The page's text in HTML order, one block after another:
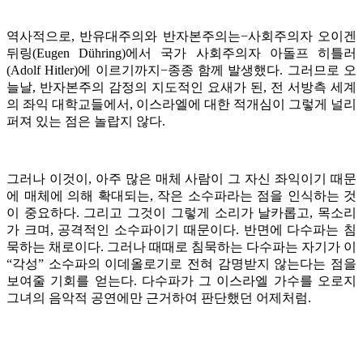
역사적으로, 반유대주의와 반자본주의는−사회주의자 오이겐
뒤링(Eugen Dühring)에서 국가 사회주의자 아돌프 히틀러
(Adolf Hitler)에 이르기까지−종종 함께 발생했다. 그러므로 오
늘날, 반자본주의 감정의 지도적인 요새가 된, 전 서방측 세계
의 좌익 대학교들에서, 이스라엘에 대한 적개심이 그렇게 널리
퍼져 있는 점은 놀랍지 않다.
그러나 이것이, 아주 많은 매체 사람이 그 자신 좌익이기 때문
에 매체에 의해 확대되는, 작은 소수파라는 점을 인식하는 것
이 중요하다. 그리고 그것이 그렇게 소리가 날카롭고, 목소리
가 크며, 공격적인 소수파이기 때문이다. 반면에 다수파는 침
묵하는 채로이다. 그러나 때때로 침묵하는 다수파는 자기가 이
“각성” 소수파의 이데올로기로 전혀 감명받지 않는다는 점을
보여줄 기회를 얻는다. 다수파가 그 이스라엘 가수를 오로지
그녀의 음악적 공연에만 근거하여 판단했던 어제처럼.